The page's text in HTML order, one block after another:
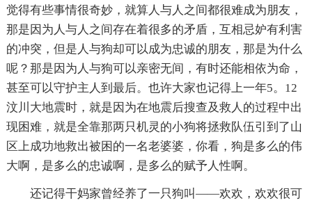
觉得有些事情很奇妙，就算人与人之间都很难成为朋友，
那是因为人与人之间存在着很多的矛盾，互相忌妒有利害
的冲突，但是人与狗却可以成为忠诚的朋友，那是为什么
呢？那是因为人与狗可以亲密无间，有时还能相依为命，
甚至可以守护主人到最后。也许大家也记得上一年5。12
汶川大地震时，就是因为在地震后搜查及救人的过程中出
现困难，就是全靠那两只机灵的小狗将拯救队伍引到了山
区上成功地救出被困的一名老婆婆，你看，狗是多么的伟
大啊，是多么的忠诚啊，是多么的赋予人性啊。
还记得干妈家曾经养了一只狗叫——欢欢，欢欢很可